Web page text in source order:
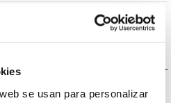
se usan para personalizar